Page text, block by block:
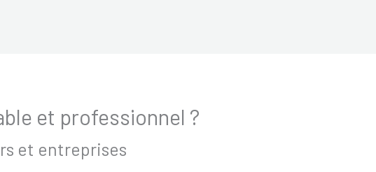
et professionnel ?
et entreprises